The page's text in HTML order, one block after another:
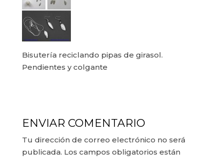
Bisutería reciclando pipas de girasol.
Pendientes y colgante
ENVIAR COMENTARIO
Tu dirección de correo electrónico no será
publicada. Los campos obligatorios están